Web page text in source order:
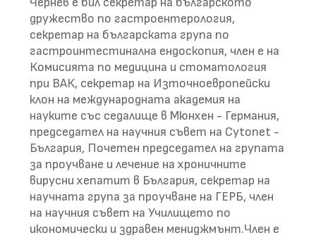
дружество по гастроентерология,
секретар на българската група по
гастроинтестинална ендоскопия, член е на
Комисията по медицина и стоматология
при ВАК, секретар на Източноевропейски
клон на международната академия на
науките със седалище в Мюнхен - Германия,
председател на научния съвет на Cytonet -
България, Почетен председател на групата
за проучване и лечение на хроничните
вирусни хепатит в България, секретар на
научната група за проучване на ГЕРБ, член
на научния съвет на Училището по
икономически и здравен мениджмънт.Член е